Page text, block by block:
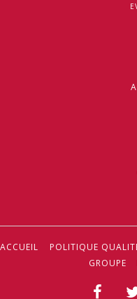
ACCUEIL POLITIQUE
GROUPE